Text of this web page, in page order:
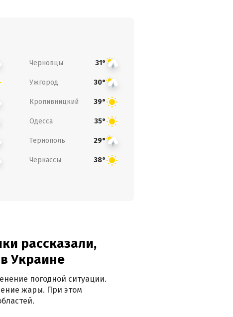
Черновцы 31°
Ужгород 30°
Кропивницкий 39°
Одесса 35°
Тернополь 29°
Черкассы 38°
рассказали,
Украине
погодной ситуации.
жары. При этом